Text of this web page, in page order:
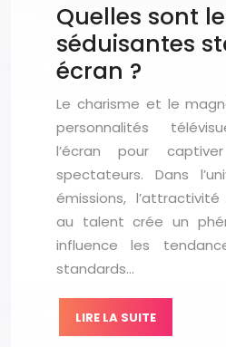
Quelles sont
séduisantes
écran ?
Le charisme et le
personnalités
l’écran pour
spectateurs. Dans
émissions,
au talent crée un
influence les
standards…
LIRE LA SUITE